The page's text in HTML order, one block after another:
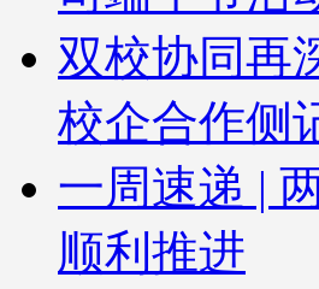
双校协同再
校企合作侧
一周速递 |
顺利推进